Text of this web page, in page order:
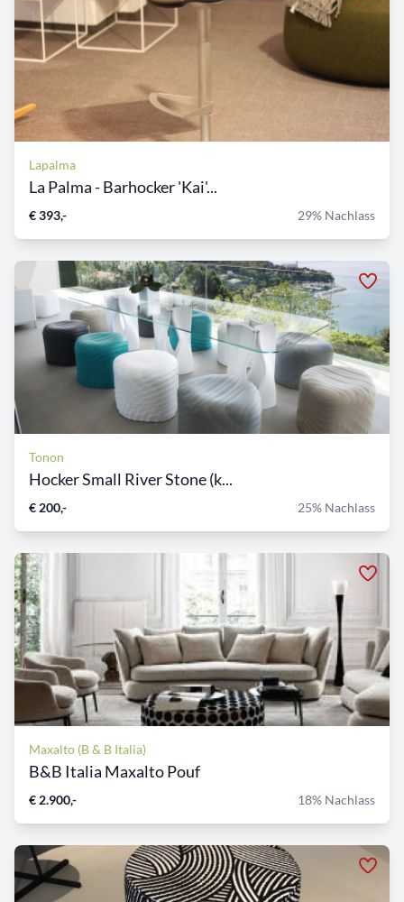
Lapalma
La Palma - Barhocker 'Kai'...
€ 393,- 29% Nachlass
Tonon
Hocker Small River Stone (k...
€ 200,- 25% Nachlass
Maxalto (B & B Italia)
B&B Italia Maxalto Pouf
€ 2.900,- 18% Nachlass